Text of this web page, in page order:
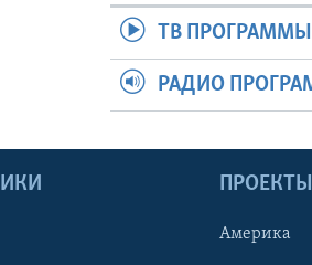
ТВ ПРОГРАММЫ
РАДИО
ПРОЕКТЫ
Америка